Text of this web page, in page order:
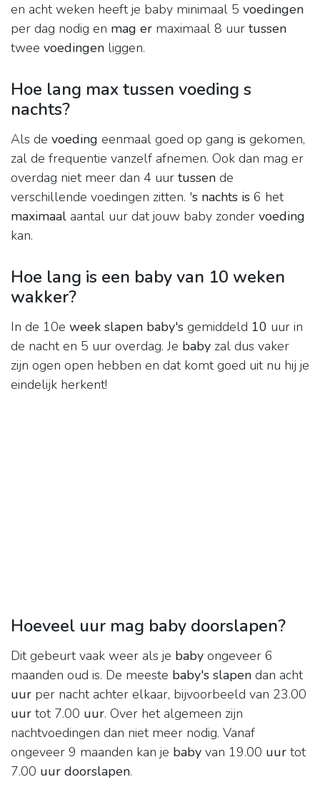
en acht weken heeft je baby minimaal 5 voedingen
per dag nodig en mag er maximaal 8 uur tussen
twee voedingen liggen.
Hoe lang max tussen voeding s
nachts?
Als de voeding eenmaal goed op gang is gekomen,
zal de frequentie vanzelf afnemen. Ook dan mag er
overdag niet meer dan 4 uur tussen de
verschillende voedingen zitten. 's nachts is 6 het
maximaal aantal uur dat jouw baby zonder voeding
kan.
Hoe lang is een baby van 10 weken
wakker?
In de 10e week slapen baby's gemiddeld 10 uur in
de nacht en 5 uur overdag. Je baby zal dus vaker
zijn ogen open hebben en dat komt goed uit nu hij je
eindelijk herkent!
Hoeveel uur mag baby doorslapen?
Dit gebeurt vaak weer als je baby ongeveer 6
maanden oud is. De meeste baby's slapen dan acht
uur per nacht achter elkaar, bijvoorbeeld van 23.00
uur tot 7.00 uur. Over het algemeen zijn
nachtvoedingen dan niet meer nodig. Vanaf
ongeveer 9 maanden kan je baby van 19.00 uur tot
7.00 uur doorslapen.